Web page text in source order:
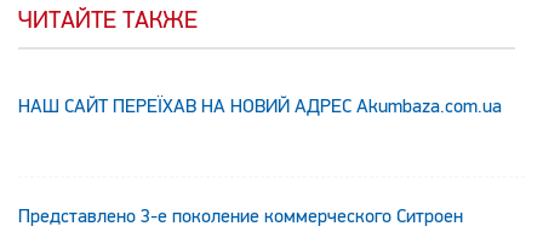
ЧИТАЙТЕ ТАКЖЕ
НАШ САЙТ ПЕРЕЇХАВ НА НОВИЙ АДРЕС Аkumbaza.com.ua
Представлено 3-е поколение коммерческого Ситроен